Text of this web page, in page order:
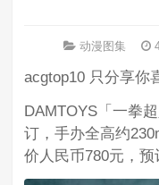
动漫图集
acgtop10 只分享你
DAMTOYS「一拳
订，手办全高约
价人民币780元，预